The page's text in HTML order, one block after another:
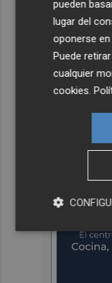
pueden
lugar del
oponerse
Puede
cualquier
cookies .